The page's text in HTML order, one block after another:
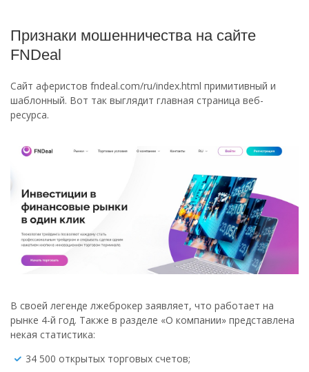
Признаки мошенничества на сайте
FNDeal
Сайт аферистов fndeal.com/ru/index.html примитивный и
шаблонный. Вот так выглядит главная страница веб-
ресурса.
В своей легенде лжеброкер заявляет, что работает на
рынке 4-й год. Также в разделе «О компании» представлена
некая статистика:
34 500 открытых торговых счетов;